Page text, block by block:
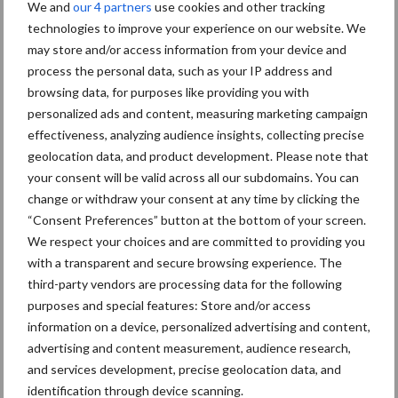
We and our 4 partners use cookies and other tracking
technologies to improve your experience on our website. We
may store and/or access information from your device and
process the personal data, such as your IP address and
browsing data, for purposes like providing you with
personalized ads and content, measuring marketing campaign
effectiveness, analyzing audience insights, collecting precise
geolocation data, and product development. Please note that
your consent will be valid across all our subdomains. You can
change or withdraw your consent at any time by clicking the
“Consent Preferences” button at the bottom of your screen.
We respect your choices and are committed to providing you
with a transparent and secure browsing experience. The
third-party vendors are processing data for the following
purposes and special features: Store and/or access
information on a device, personalized advertising and content,
advertising and content measurement, audience research,
and services development, precise geolocation data, and
identification through device scanning.
Het Convenant Weidegang is een initiatief van het ZuivelNL-
programma Duurzame Zuivelketen. Het
in 2012 gesloten Convenant wil een impuls geven aan weidegang
met als doel koeien zoveel mogelijk
weidegang te bieden en het aandeel melkveebedrijven met
weidegang tenminste op het niveau van
2012 te houden (81,2%). Meer dan 80 partijen – van overheden
en onderwijsinstellingen tot banken,
veevoerleveranciers, maatschappelijke organisaties en
Bron en beeld:ZuivelNL
Aanbevolen voor jou!
Grondstoffenmarkt blijft